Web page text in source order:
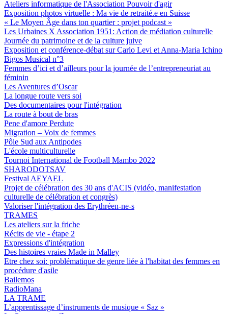
Ateliers informatique de l'Association Pouvoir d'agir
Exposition photos virtuelle : Ma vie de retraité.e en Suisse
« Le Moyen Âge dans ton quartier : projet podcast »
Les Urbaines X Association 1951: Action de médiation culturelle
Journée du patrimoine et de la culture juive
Exposition et conférence-débat sur Carlo Levi et Anna-Maria Ichino
Bigos Musical n°3
Femmes d’ici et d’ailleurs pour la journée de l’entrepreneuriat au
féminin
Les Aventures d’Oscar
La longue route vers soi
Des documentaires pour l'intégration
La route à bout de bras
Pene d'amore Perdute
Migration – Voix de femmes
Pôle Sud aux Antipodes
L'école multiculturelle
Tournoi International de Football Mambo 2022
SHARODOTSAV
Festival AEYAEL
Projet de célébration des 30 ans d'ACIS (vidéo, manifestation
culturelle de célébration et congrès)
Valoriser l'intégration des Erythréen-ne-s
TRAMES
Les ateliers sur la friche
Récits de vie - étape 2
Expressions d'intégration
Des histoires vraies Made in Malley
Etre chez soi: problématique de genre liée à l'habitat des femmes en
procédure d'asile
Bailemos
RadioMana
LA TRAME
L’apprentissage d’instruments de musique « Saz »